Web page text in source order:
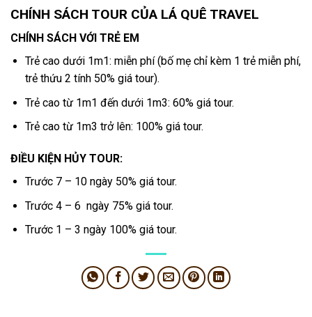
CHÍNH SÁCH TOUR CỦA LÁ QUÊ TRAVEL
CHÍNH SÁCH VỚI TRẺ EM
Trẻ cao dưới 1m1: miễn phí (bố mẹ chỉ kèm 1 trẻ miễn phí,
trẻ thứu 2 tính 50% giá tour).
Trẻ cao từ 1m1 đến dưới 1m3: 60% giá tour.
Trẻ cao từ 1m3 trở lên: 100% giá tour.
ĐIỀU KIỆN HỦY TOUR:
Trước 7 – 10 ngày 50% giá tour.
Trước 4 – 6 ngày 75% giá tour.
Trước 1 – 3 ngày 100% giá tour.